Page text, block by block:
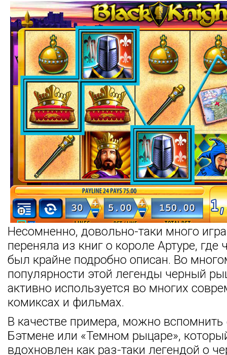
Несомненно, довольно-таки много
переняла из книг о короле Артуре,
был крайне подробно описан. Во
популярности этой легенды черный
активно используется во многих
комиксах и фильмах.
В качестве примера, можно
Бэтмене или «Темном рыцаре»,
вдохновлен как раз-таки легендой о